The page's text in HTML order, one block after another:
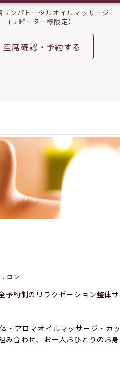
リンパトータルオイルマッサージ
(リピーター様限定）
空席確認・予約する
ロン
予約制のリラクゼーション整体サ
・アロマオイルマッサージ・カッ
み合わせ、お一人おひとりのお身